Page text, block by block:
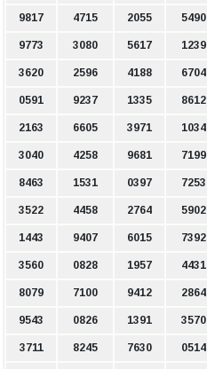
9817 4715 2055 5490
9773 3080 5617 1239
3620 2596 4188 6704
0591 9237 1335 8612
2163 6605 3971 1034
3040 4258 9681 7199
8463 1531 0397 7253
3522 4458 2764 5902
1443 9407 6015 7392
3560 0828 1957 4431
8079 7100 9412 2864
9543 0826 1391 3570
3711 8245 7630 0514